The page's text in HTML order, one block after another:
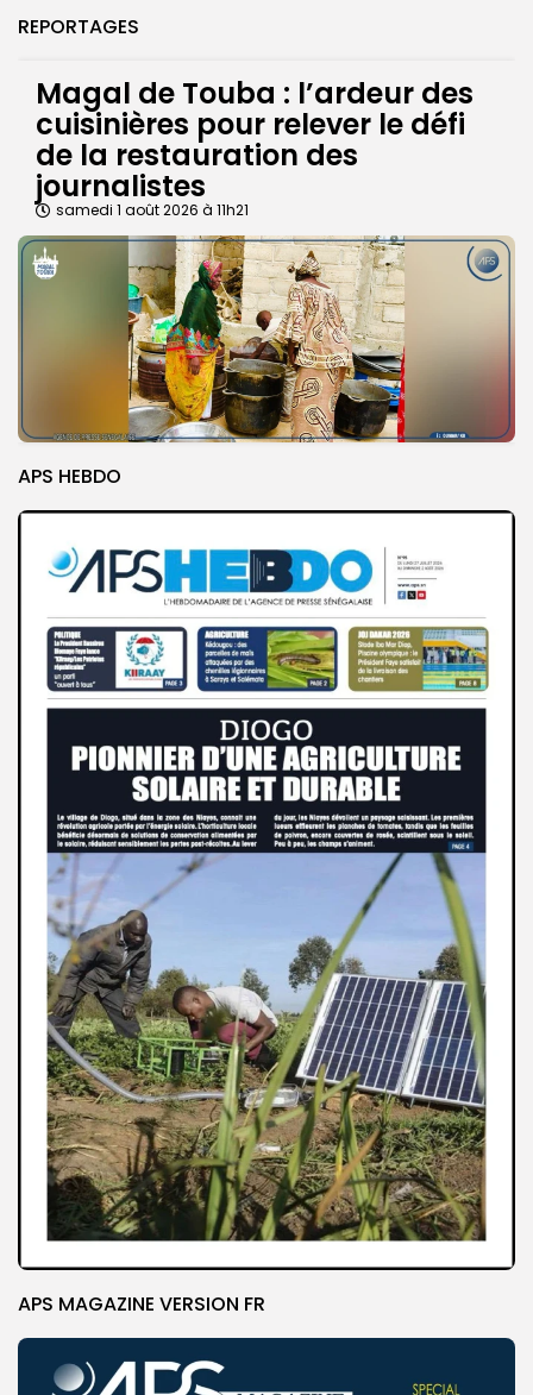
REPORTAGES
Magal de Touba : l’ardeur des
cuisinières pour relever le défi
de la restauration des
journalistes
samedi 1 août 2026 à 11h21
APS HEBDO
APS MAGAZINE VERSION FR